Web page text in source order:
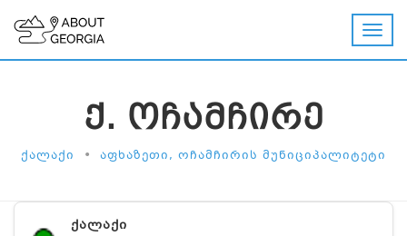
Ქ. ᲝᲩᲐᲛᲩᲘᲠᲔ
ᲥᲐᲚᲐᲥᲘ • ᲐᲤᲮᲐᲖᲔᲗᲘ, ᲝᲩᲐᲛᲩᲘᲠᲘᲡ ᲛᲣᲜᲘᲪᲘᲞᲐᲚᲘᲢᲔᲢᲘ
ᲥᲐᲚᲐᲥᲘ